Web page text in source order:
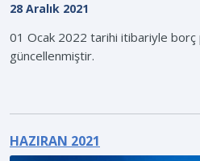
28 Aralık 2021
01 Ocak 2022 tarihi itibariyle borç
güncellenmiştir.
HAZIRAN 2021